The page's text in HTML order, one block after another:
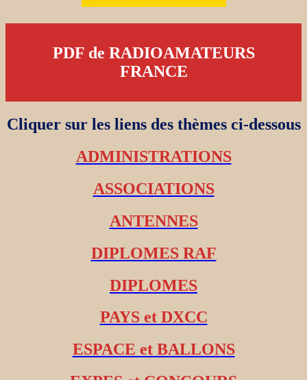
PDF de RADIOAMATEURS
FRANCE
Cliquer sur les liens des thèmes ci-dessous
ADMINISTRATIONS
ASSOCIATIONS
ANTENNES
DIPLOMES RAF
DIPLOMES
PAYS et DXCC
ESPACE et BALLONS